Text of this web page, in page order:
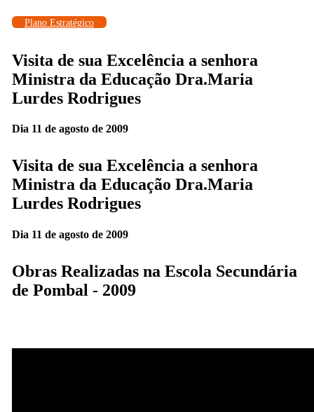
Plano Estratégico
Visita de sua Excelência a senhora
Ministra da Educação Dra.Maria
Lurdes Rodrigues
Dia 11 de agosto de 2009
Visita de sua Excelência a senhora
Ministra da Educação Dra.Maria
Lurdes Rodrigues
Dia 11 de agosto de 2009
Obras Realizadas na Escola Secundária
de Pombal - 2009